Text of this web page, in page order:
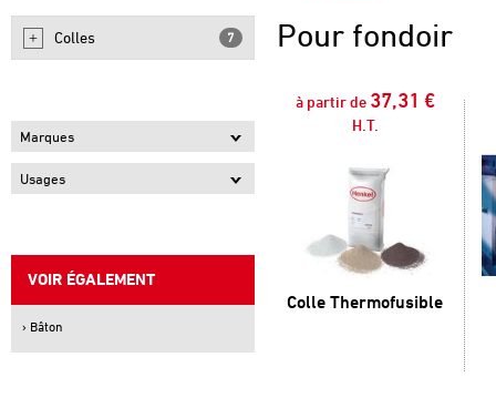
Colles 7
Marques
Usages
VOIR ÉGALEMENT
› Bâton
Pour fondoir
à partir de 37,31 €
H.T.
Colle Thermofusible